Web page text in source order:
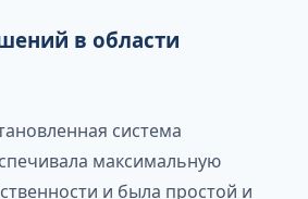
в области
система
максимальную
и была простой и